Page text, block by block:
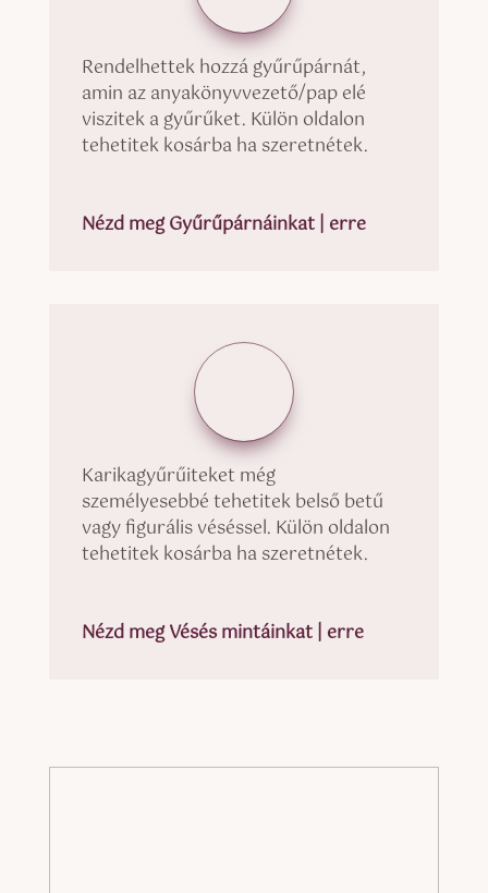
Rendelhettek hozzá gyűrűpárnát,
amin az anyakönyvvezető/pap elé
viszitek a gyűrűket. Külön oldalon
tehetitek kosárba ha szeretnétek.
Nézd meg Gyűrűpárnáinkat | erre
Karikagyűrűiteket még
személyesebbé tehetitek belső betű
vagy figurális véséssel. Külön oldalon
tehetitek kosárba ha szeretnétek.
Nézd meg Vésés mintáinkat | erre